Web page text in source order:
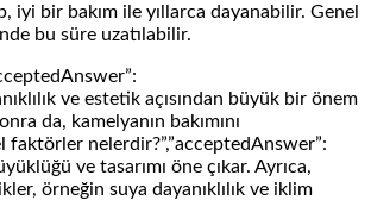
iyi bir bakım ile yıllarca dayanabilir. Genel
bu süre uzatılabilir.
ve estetik açısından büyük bir önem
da, kamelyanın bakımını
faktörler nelerdir?”,”acceptedAnswer”:
ve tasarımı öne çıkar. Ayrıca,
örneğin suya dayanıklılık ve iklim